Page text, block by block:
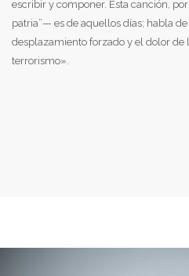
escribir y componer. Ésta canción,
patria”— es de aquellos días; habla
desplazamiento forzado y el dolor de
terrorismo».